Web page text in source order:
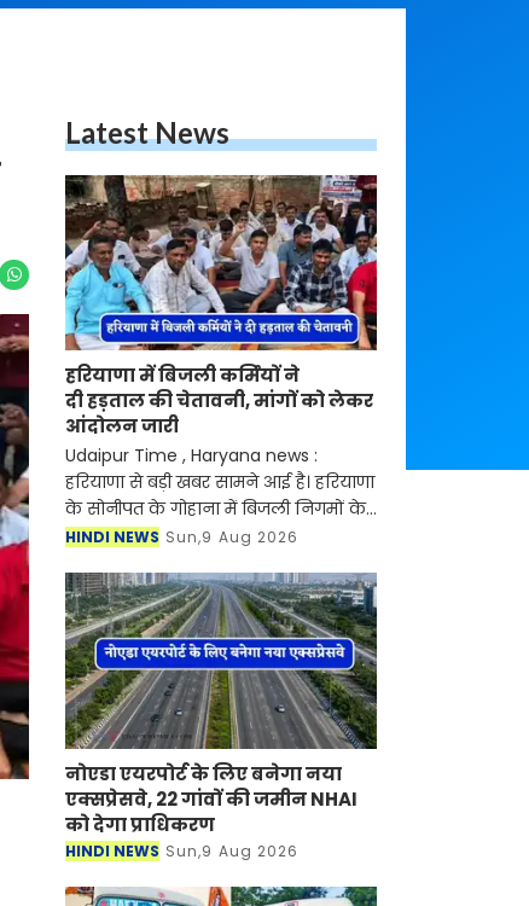
Latest News
हरियाणा में बिजली कर्मियों ने
दी हड़ताल की चेतावनी, मांगों को लेकर
आंदोलन जारी
Udaipur Time , Haryana news :
हरियाणा से बड़ी खबर सामने आई है। हरियाणा
के सोनीपत के गोहाना में बिजली निगमों के
निजीकरण के विरोध में कर्मचारियों का
बता दें की बिजली
HINDI NEWS Sun,9 Aug 2026
नोएडा एयरपोर्ट के लिए बनेगा नया
एक्सप्रेसवे, 22 गांवों की जमीन NHAI
को देगा प्राधिकरण
HINDI NEWS Sun,9 Aug 2026